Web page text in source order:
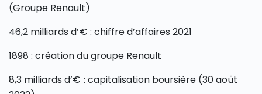
(Groupe Renault)
46,2 milliards d’€ : chiffre d’affaires 2021
1898 : création du groupe Renault
8,3 milliards d’€ : capitalisation boursière (30 août